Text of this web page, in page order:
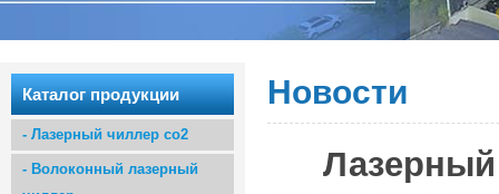
Каталог продукции
- Лазерный чиллер co2
- Волоконный лазерный
Новости
Лазерный